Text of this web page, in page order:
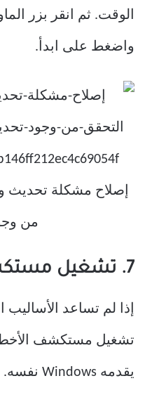
الوقت. ثم انقر بزر
واضغط على ابدأ.
7. تشغيل مستكشف أخطاء التحديث
إذا لم تساعد الأساليب
تشغيل مستكشف
يقدمه Windows نفسه.